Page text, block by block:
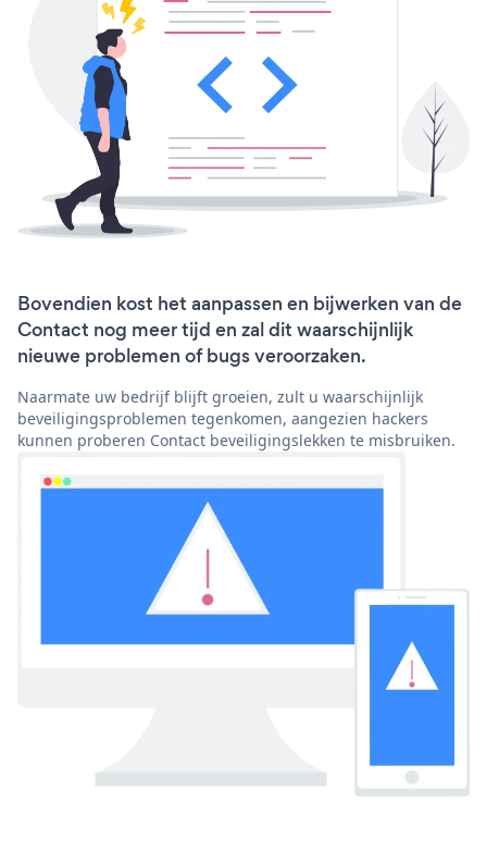
Bovendien kost het aanpassen en bijwerken van de
Contact nog meer tijd en zal dit waarschijnlijk
nieuwe problemen of bugs veroorzaken.
Naarmate uw bedrijf blijft groeien, zult u waarschijnlijk
beveiligingsproblemen tegenkomen, aangezien hackers
kunnen proberen Contact beveiligingslekken te misbruiken.